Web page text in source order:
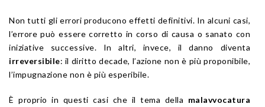
Non tutti gli errori producono effetti definitivi. In alcuni casi,
l’errore può essere corretto in corso di causa o sanato con
iniziative successive. In altri, invece, il danno diventa
irreversibile: il diritto decade, l’azione non è più proponibile,
l’impugnazione non è più esperibile.
È proprio in questi casi che il tema della malavvocatura